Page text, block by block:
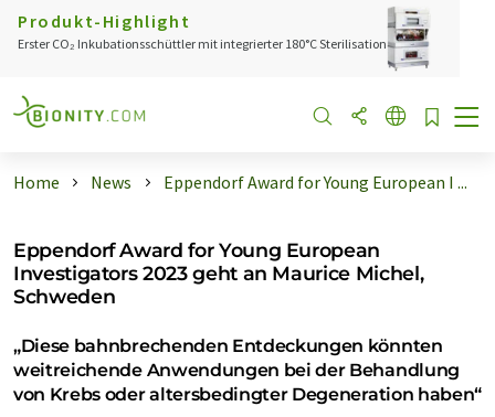
Produkt-Highlight
Erster CO₂ Inkubationsschüttler mit integrierter 180°C Sterilisation
Home News Eppendorf Award for Young European I ...
Eppendorf Award for Young European
Investigators 2023 geht an Maurice Michel,
Schweden
„Diese bahnbrechenden Entdeckungen könnten
weitreichende Anwendungen bei der Behandlung
von Krebs oder altersbedingter Degeneration haben“